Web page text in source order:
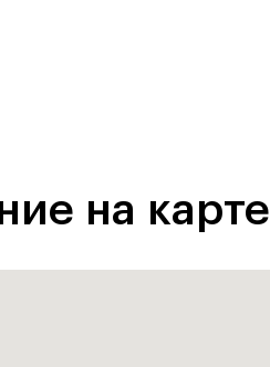
на карте